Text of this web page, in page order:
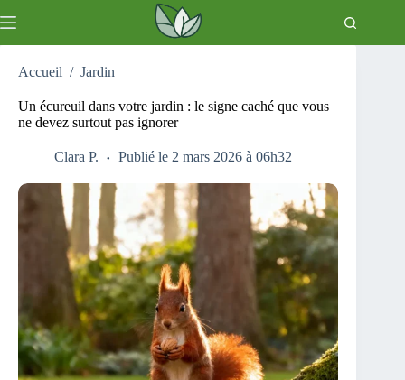
au
Accueil / Jardin
Un écureuil dans votre jardin : le signe caché que vous
ne devez surtout pas ignorer
Clara P. Publié le 2 mars 2026 à 06h32